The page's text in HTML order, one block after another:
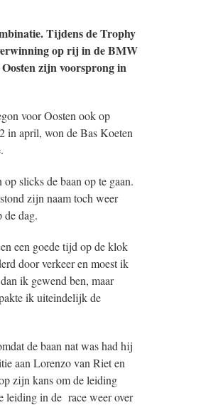
Tijdens de Trophy
op rij in de BMW
zijn voorsprong in
voor Oosten ook op
in april, won de Bas Koeten
slicks de baan op te gaan.
zijn naam toch weer
de dag.
een goede tijd op de klok
door verkeer en moest ik
ik gewend ben, maar
ik uiteindelijk de
de baan nat was had hij
aan Lorenzo van Riet en
zijn kans om de leiding
leiding in de race weer over